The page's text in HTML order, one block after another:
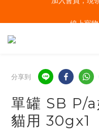
加入會員，現
分享到
單罐 SB P/
貓用 30gx1